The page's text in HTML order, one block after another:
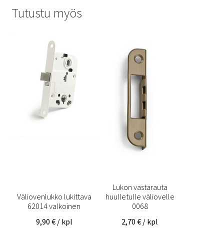
Tutustu myös
Väliovenlukko lukittava
62014 valkoinen
9,90 € / kpl
Lukon vastarauta
huulletulle väliovelle
0068
2,70€ / kpl